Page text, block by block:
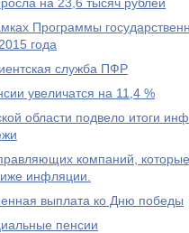
Программы
года
служба ПФР
увеличатся на 11,4 %
области подвело итоги
компаний,
инфляции.
выплата ко Дню победы
пенсии